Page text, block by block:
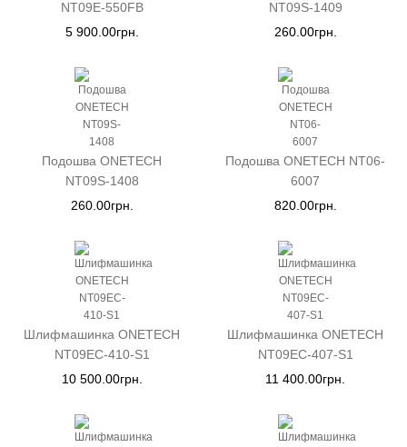
NT09E-550FB
5 900.00грн.
NT09S-1409
260.00грн.
Подошва ONETECH
NT09S-1408
260.00грн.
Подошва ONETECH NT06-
6007
820.00грн.
Шлифмашинка ONETECH
NT09EC-410-S1
10 500.00грн.
Шлифмашинка ONETECH
NT09EC-407-S1
11 400.00грн.